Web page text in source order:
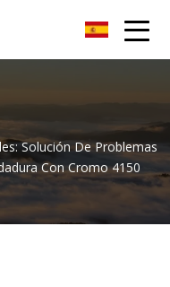
Solución De Problemas
Con Cromo 4150